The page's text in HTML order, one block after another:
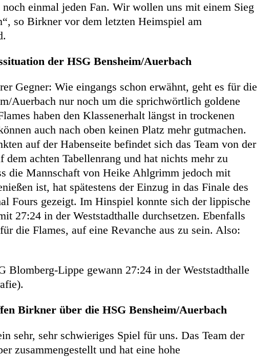
einmal jeden Fan. Wir wollen uns mit einem Sieg
so Birkner vor dem letzten Heimspiel am
der HSG Bensheim/Auerbach
Gegner: Wie eingangs schon erwähnt, geht es für die
Auerbach nur noch um die sprichwörtlich goldene
haben den Klassenerhalt längst in trockenen
auch nach oben keinen Platz mehr gutmachen.
auf der Habenseite befindet sich das Team von der
dem achten Tabellenrang und hat nichts mehr zu
die Mannschaft von Heike Ahlgrimm jedoch mit
ist, hat spätestens der Einzug in das Finale des
Fours gezeigt. Im Hinspiel konnte sich der lippische
27:24 in der Weststadthalle durchsetzen. Ebenfalls
die Flames, auf eine Revanche aus zu sein. Also:
Blomberg-Lippe gewann 27:24 in der Weststadthalle
Birkner über die HSG Bensheim/Auerbach
sehr, sehr schwieriges Spiel für uns. Das Team der
zusammengestellt und hat eine hohe